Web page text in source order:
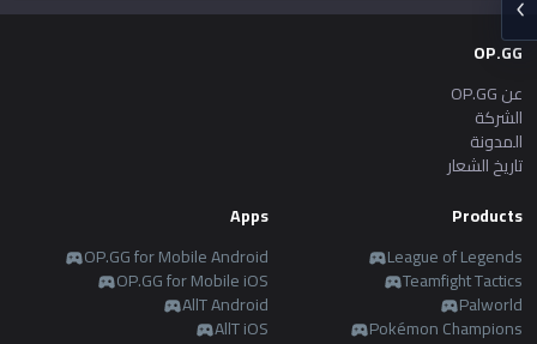
OP.GG
عن OP.GG
الشركة
المدونة
تاريخ الشعار
Products
League of Legends
Teamfight Tactics
Palworld
Pokémon Champions
Apps
OP.GG for Mobile Android
OP.GG for Mobile iOS
AllT Android
AllT iOS
Soon
Time Takers
Desktop
Games
Duo
TalkG
Esports
español
Nederlands
Svenska
Norsk